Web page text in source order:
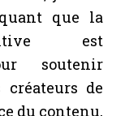
que la
est
soutenir
de
du contenu,